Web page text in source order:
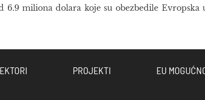
miliona dolara koje su obezbedile Evropska
PROJEKTI EU